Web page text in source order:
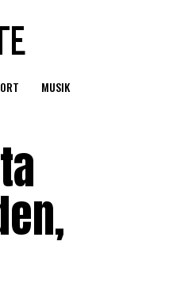
MUSIK